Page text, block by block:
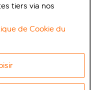
tiers via nos
de Cookie du